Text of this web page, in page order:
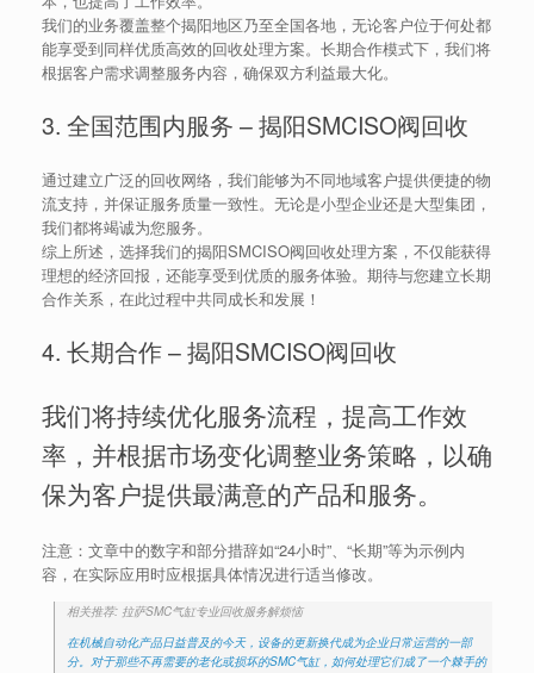
我们的业务覆盖整个揭阳地区乃至全国各地，无论客户位于何处都
能享受到同样优质高效的回收处理方案。长期合作模式下，我们将
根据客户需求调整服务内容，确保双方利益最大化。
3. 全国范围内服务 – 揭阳SMCISO阀回收
通过建立广泛的回收网络，我们能够为不同地域客户提供便捷的物
流支持，并保证服务质量一致性。无论是小型企业还是大型集团，
我们都将竭诚为您服务。
综上所述，选择我们的揭阳SMCISO阀回收处理方案，不仅能获得
理想的经济回报，还能享受到优质的服务体验。期待与您建立长期
合作关系，在此过程中共同成长和发展！
4. 长期合作 – 揭阳SMCISO阀回收
我们将持续优化服务流程，提高工作效
率，并根据市场变化调整业务策略，以确
保为客户提供最满意的产品和服务。
注意：文章中的数字和部分措辞如“24小时”、“长期”等为示例内
容，在实际应用时应根据具体情况进行适当修改。
相关推荐: 拉萨SMC气缸专业回收服务解烦恼
在机械自动化产品日益普及的今天，设备的更新换代成为企业日常运营的一部
分。对于那些不再需要的老化或损坏的SMC气缸，如何处理它们成了一个棘手的